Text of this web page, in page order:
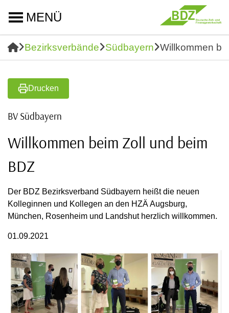
MENÜ
Bezirksverbände Südbayern Willkommen
Drucken
BV Südbayern
Willkommen beim Zoll und beim
BDZ
Der BDZ Bezirksverband Südbayern heißt die neuen
Kolleginnen und Kollegen an den HZÄ Augsburg,
München, Rosenheim und Landshut herzlich willkommen.
01.09.2021